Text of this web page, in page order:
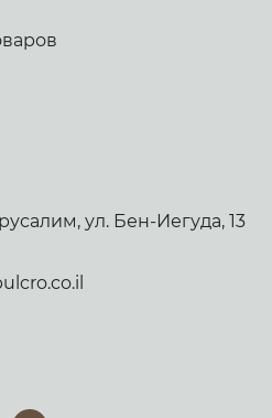
ул. Бен-Иегуда, 13